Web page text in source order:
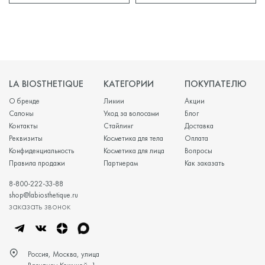
LA BIOSTHETIQUE
О бренде
Салоны
Контакты
Реквизиты
Конфиденциальность
Правила продажи
КАТЕГОРИИ
Линии
Уход за волосами
Стайлинг
Косметика для тела
Косметика для лица
Партнерам
ПОКУПАТЕЛЮ
Акции
Блог
Доставка
Оплата
Вопросы
Как заказать
8-800-222-33-88
shop@labiosthetique.ru
заказать звонок
Россия, Москва, улица